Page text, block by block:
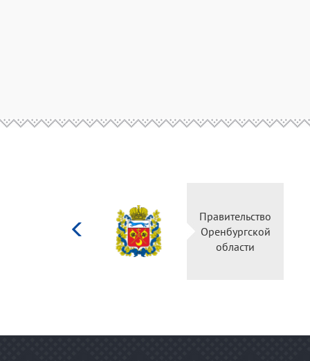
Министерство
культуры
Российской
федерации